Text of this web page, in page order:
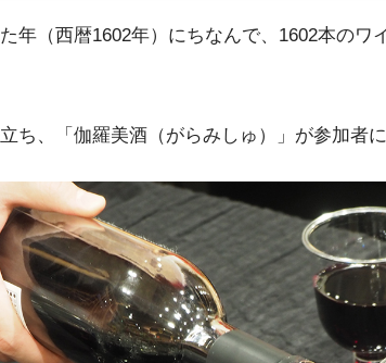
年（西暦1602年）にちなんで、1602本のワ
ち、「伽羅美酒（がらみしゅ）」が参加者